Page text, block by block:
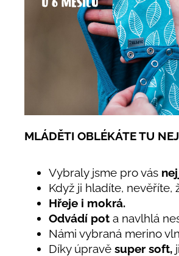
MLÁDĚTI OBLÉKÁTE TU
Vybraly jsme pro vás
Když ji hladíte, nevěříte,
Hřeje i mokrá.
Odvádí pot a navlhlá
Námi vybraná merino
Díky úpravě super soft, ji